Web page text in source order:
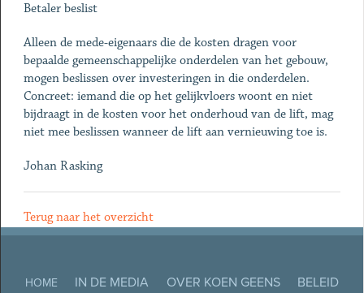
Betaler beslist
Alleen de mede-eigenaars die de kosten dragen voor
bepaalde gemeenschappelijke onderdelen van het gebouw,
mogen beslissen over investeringen in die onderdelen.
Concreet: iemand die op het gelijkvloers woont en niet
bijdraagt in de kosten voor het onderhoud van de lift, mag
niet mee beslissen wanneer de lift aan vernieuwing toe is.
Johan Rasking
Terug naar het overzicht
HOME IN DE MEDIA OVER KOEN GEENS
BELEID